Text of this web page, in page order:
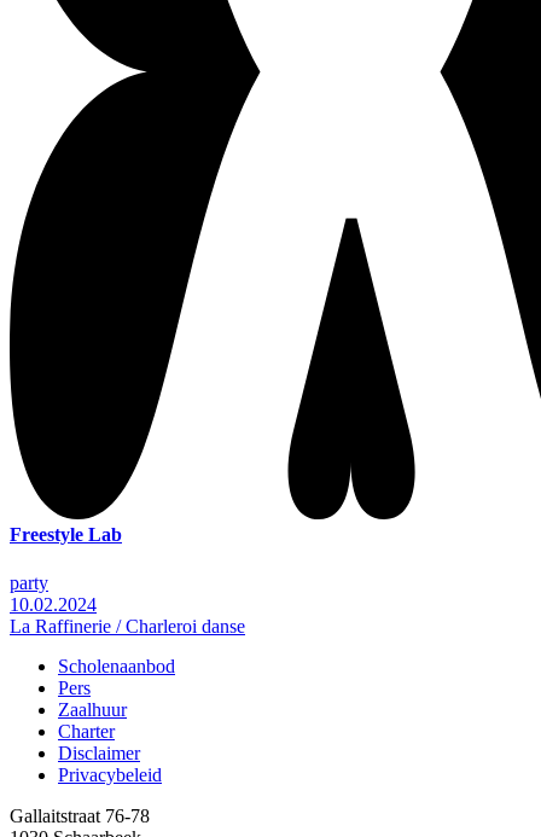
Freestyle Lab
party
10.02.2024
La Raffinerie / Charleroi danse
Footer
Scholenaanbod
Pers
Zaalhuur
Charter
Disclaimer
Privacybeleid
Gallaitstraat 76-78